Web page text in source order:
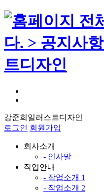
강준희일러스트디자인
로그인 회원가입
회사소개
- 인사말
작업안내
- 작업소개 1
- 작업소개 2